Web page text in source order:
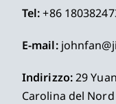
Tel:+86
E-mail:
Indirizzo:29
Carolina del Nord